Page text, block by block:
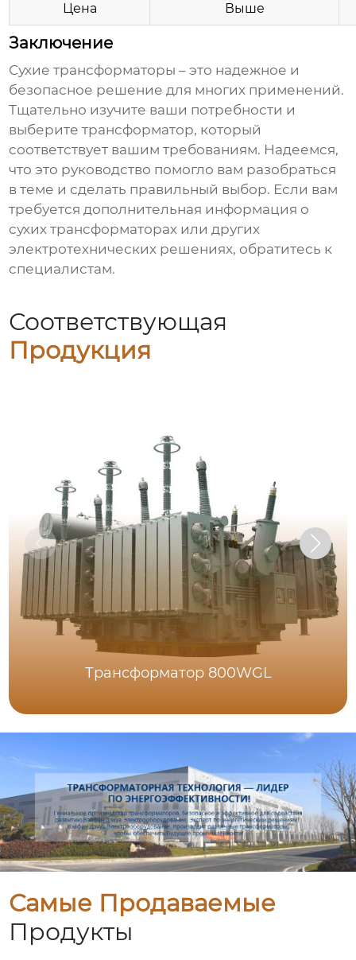
Цена Выше
Заключение
Сухие трансформаторы – это надежное и
безопасное решение для многих применений.
Тщательно изучите ваши потребности и
выберите трансформатор, который
соответствует вашим требованиям. Надеемся,
что это руководство помогло вам разобраться
в теме и сделать правильный выбор. Если вам
требуется дополнительная информация о
сухих трансформаторах или других
электротехнических решениях, обратитесь к
специалистам.
Соответствующая
Продукция
Трансформатор 800WGL
Самые Продаваемые
Продукты